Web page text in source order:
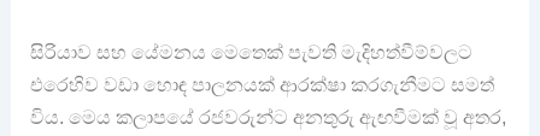
සිරියාව සහ යේමනය මෙතෙක් පැවති මැදිහත්වීම්වලට
එරෙහිව වඩා හොඳ පාලනයක් ආරක්ෂා කරගැනීමට සමත්
විය. මෙය කලාපයේ රජවරුන්ට අනතුරු ඇඟවීමක් වූ අතර,